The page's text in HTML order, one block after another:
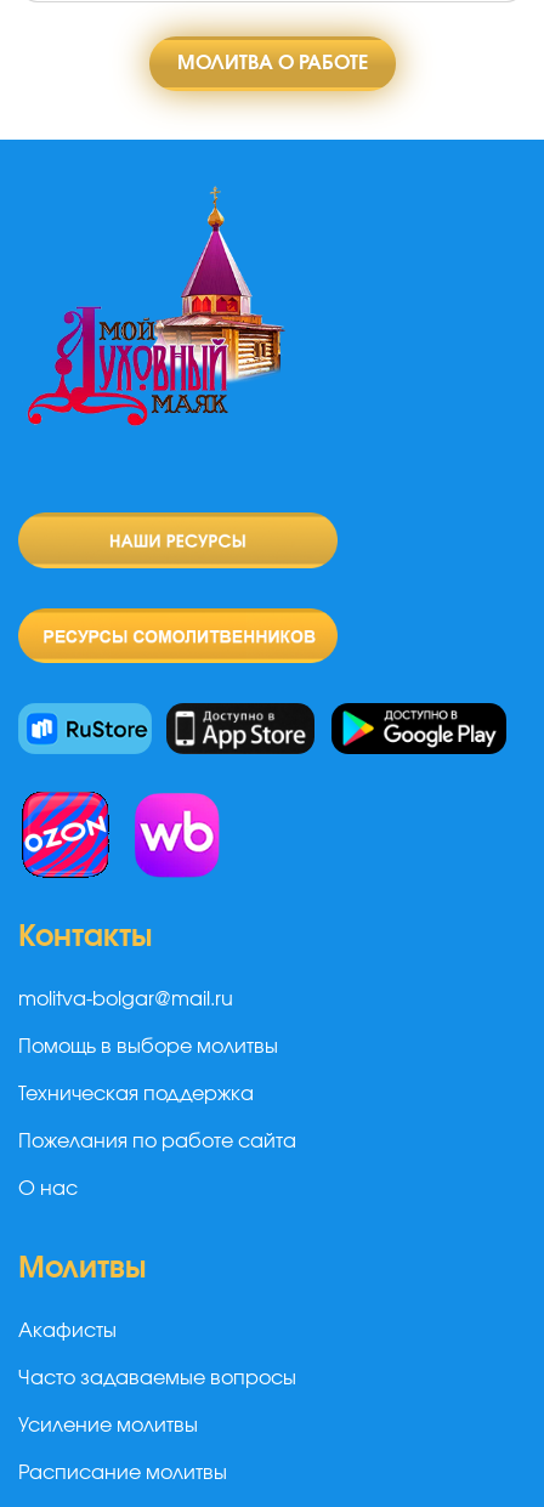
МОЛИТВА О РАБОТЕ
Контакты
molitva-bolgar@mail.ru
Помощь в выборе молитвы
Техническая поддержка
Пожелания по работе сайта
О нас
Молитвы
Акафисты
Часто задаваемые вопросы
Усиление молитвы
Расписание молитвы